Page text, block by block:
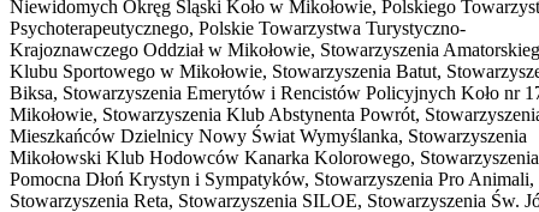
Niewidomych Okręg Śląski Koło w Mikołowie, Polskiego
Psychoterapeutycznego, Polskie Towarzystwa Turystyczno-
Krajoznawczego Oddział w Mikołowie, Stowarzyszenia
Klubu Sportowego w Mikołowie, Stowarzyszenia Batut,
Biksa, Stowarzyszenia Emerytów i Rencistów Policyjnych Koło nr
Mikołowie, Stowarzyszenia Klub Abstynenta Powrót,
Mieszkańców Dzielnicy Nowy Świat Wymyślanka, Stowarzyszenia
Mikołowski Klub Hodowców Kanarka Kolorowego, Stowarzyszenia
Pomocna Dłoń Krystyn i Sympatyków, Stowarzyszenia Pro Animali,
Stowarzyszenia Reta, Stowarzyszenia SILOE, Stowarzyszenia Św.